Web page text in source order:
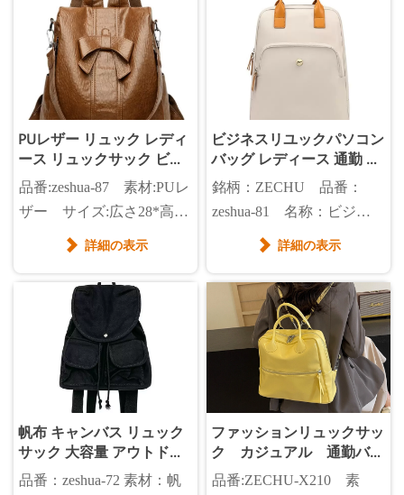
行(上部)37cm/奥行
(底)20cm/肩紐39cm～79cm
PUレザー リュック レディ
ース リュックサック ビジ
ネスバッグ 旅行 カジュア
ル バックパック
品番:zeshua-87 素材:PUレ
ザー サイズ:広さ28*高さ
30*マチ14cm カラー展開:
 詳細の表示
ビジネスリユックパソコン
バッグ レディース 通勤 カ
ジュアル
銘柄：ZECHU 品番：
zeshua-81 名称：ビジネ
スリュック 材質：ナイ
ロ サイズ：28*80.5*37.5
㎝ 重さ：0.60㎏
 詳細の表示
帆布 キャンバス リュック
サック 大容量 アウトドア
通勤 通学 a4対応 男女兼用
品番：zeshua-72 素材：帆
ファッションリュックサッ
ク カジュアル 通勤バッ
クパック
品番:ZECHU-X210 素